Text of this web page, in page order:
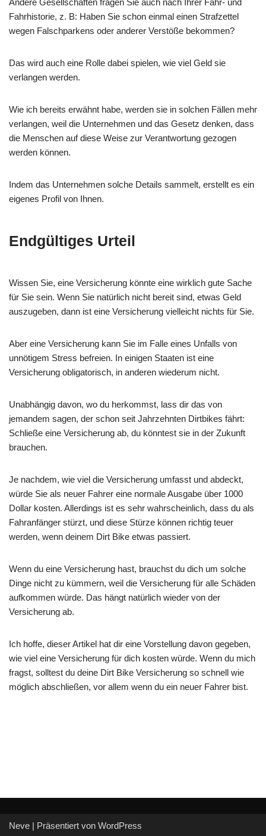
Andere Gesellschaften fragen Sie auch nach Ihrer Fahr- und
Fahrhistorie, z. B: Haben Sie schon einmal einen Strafzettel
wegen Falschparkens oder anderer Verstöße bekommen?
Das wird auch eine Rolle dabei spielen, wie viel Geld sie
verlangen werden.
Wie ich bereits erwähnt habe, werden sie in solchen Fällen mehr
verlangen, weil die Unternehmen und das Gesetz denken, dass
die Menschen auf diese Weise zur Verantwortung gezogen
werden können.
Indem das Unternehmen solche Details sammelt, erstellt es ein
eigenes Profil von Ihnen.
Endgültiges Urteil
Wissen Sie, eine Versicherung könnte eine wirklich gute Sache
für Sie sein. Wenn Sie natürlich nicht bereit sind, etwas Geld
auszugeben, dann ist eine Versicherung vielleicht nichts für Sie.
Aber eine Versicherung kann Sie im Falle eines Unfalls von
unnötigem Stress befreien. In einigen Staaten ist eine
Versicherung obligatorisch, in anderen wiederum nicht.
Unabhängig davon, wo du herkommst, lass dir das von
jemandem sagen, der schon seit Jahrzehnten Dirtbikes fährt:
Schließe eine Versicherung ab, du könntest sie in der Zukunft
brauchen.
Je nachdem, wie viel die Versicherung umfasst und abdeckt,
würde Sie als neuer Fahrer eine normale Ausgabe über 1000
Dollar kosten. Allerdings ist es sehr wahrscheinlich, dass du als
Fahranfänger stürzt, und diese Stürze können richtig teuer
werden, wenn deinem Dirt Bike etwas passiert.
Wenn du eine Versicherung hast, brauchst du dich um solche
Dinge nicht zu kümmern, weil die Versicherung für alle Schäden
aufkommen würde. Das hängt natürlich wieder von der
Versicherung ab.
Ich hoffe, dieser Artikel hat dir eine Vorstellung davon gegeben,
wie viel eine Versicherung für dich kosten würde. Wenn du mich
fragst, solltest du deine Dirt Bike Versicherung so schnell wie
möglich abschließen, vor allem wenn du ein neuer Fahrer bist.
Neve | Präsentiert von WordPress